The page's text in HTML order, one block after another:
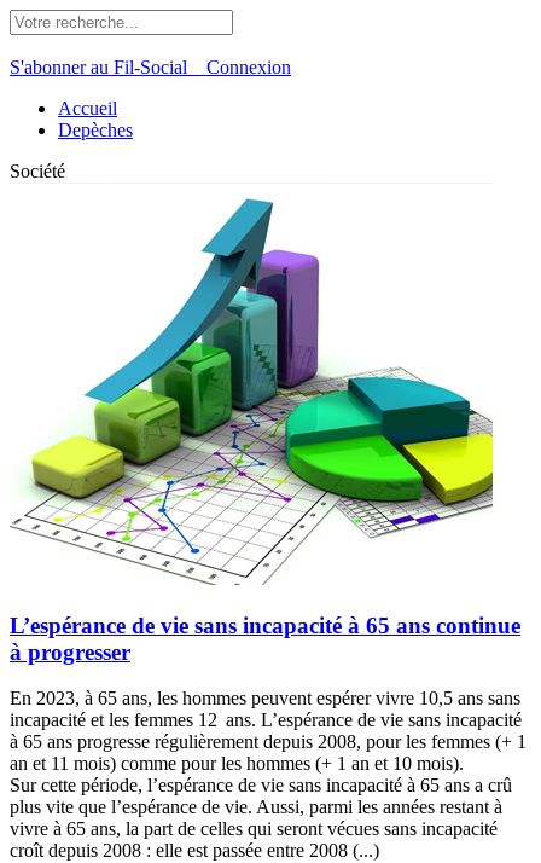
S'abonner au Fil-Social Connexion
Accueil
Depèches
Société
L’espérance de vie sans incapacité à 65 ans continue
à progresser
En 2023, à 65 ans, les hommes peuvent espérer vivre 10,5 ans sans
incapacité et les femmes 12 ans. L’espérance de vie sans incapacité
à 65 ans progresse régulièrement depuis 2008, pour les femmes (+ 1
an et 11 mois) comme pour les hommes (+ 1 an et 10 mois).
Sur cette période, l’espérance de vie sans incapacité à 65 ans a crû
plus vite que l’espérance de vie. Aussi, parmi les années restant à
vivre à 65 ans, la part de celles qui seront vécues sans incapacité
croît depuis 2008 : elle est passée entre 2008 (...)